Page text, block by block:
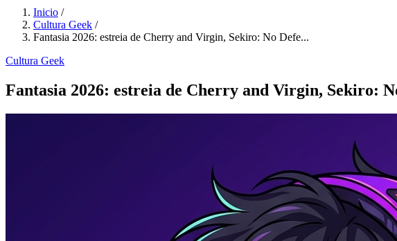
Inicio /
Cultura Geek /
Fantasia 2026: estreia de Cherry and Virgin, Sekiro: No Defe...
Cultura Geek
Fantasia 2026: estreia de Cherry and Virgin, Sekiro: